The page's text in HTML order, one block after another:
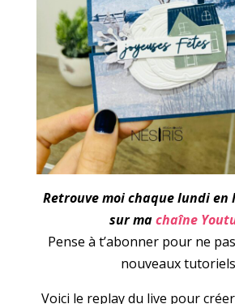
Retrouve moi chaque lundi en
sur machaîne
Pense à t’abonner pour ne
nouveaux
Voici le replay du live pour